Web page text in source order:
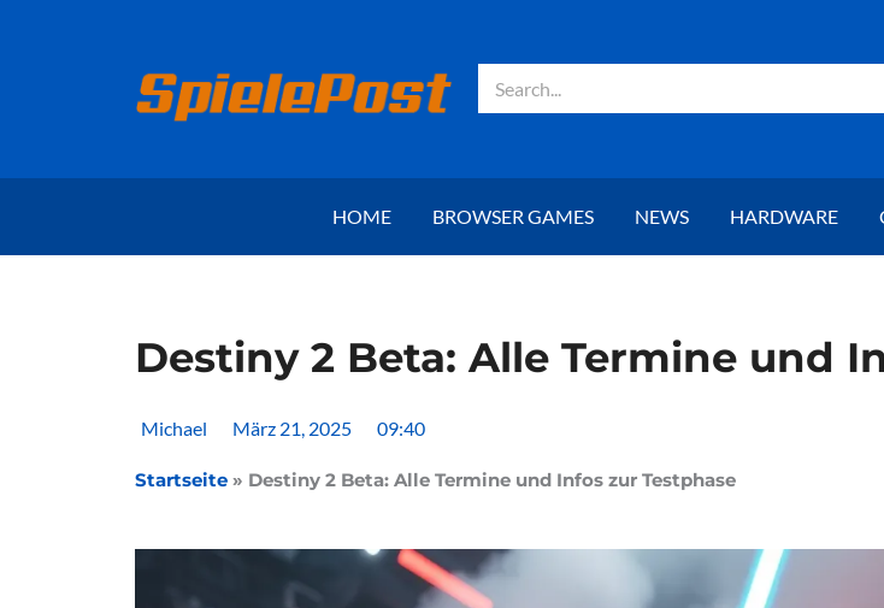
Suche
HOME BROWSER GAMES NEWS HARDWARE
Destiny 2 Beta: Alle Termine und
Michael März 21, 2025 09:40
Startseite » Destiny 2 Beta: Alle Termine und Infos zur Testphase